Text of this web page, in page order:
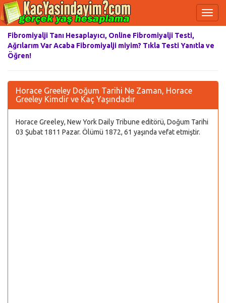
Fibromiyalji Tanı Hesaplayıcı, Online Fibromiyalji Testi,
Ağrılarım Var Acaba Fibromiyalji miyim? Tıkla Testi Yanıtla ve
Öğren!
Horace Greeley Doğum Tarihi Ne Zaman, Horace
Greeley Kimdir ve Kaç Yaşındadır
Horace Greeley, New York Daily Tribune editörü, Doğum Tarihi
03 Şubat 1811 Pazar. Ölümü 1872, 61 yaşında vefat etmiştir.